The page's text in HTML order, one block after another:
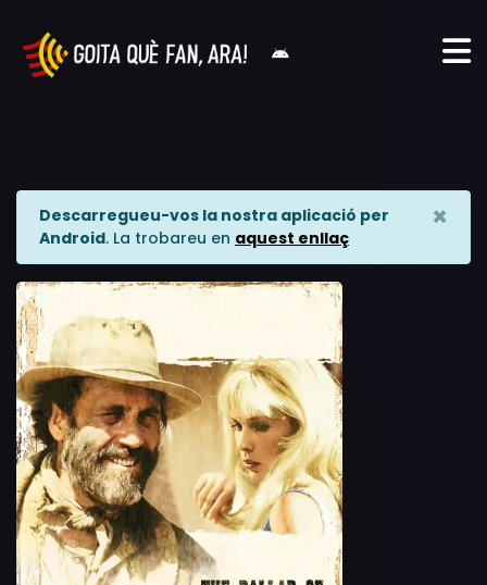
Descarregueu-vos la nostra aplicació per
Android. La trobareu en aquest enllaç
×